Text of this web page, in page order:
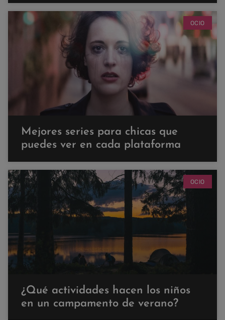
OCIO
Mejores series para chicas que
puedes ver en cada plataforma
OCIO
¿Qué actividades hacen los niños
en un campamento de verano?